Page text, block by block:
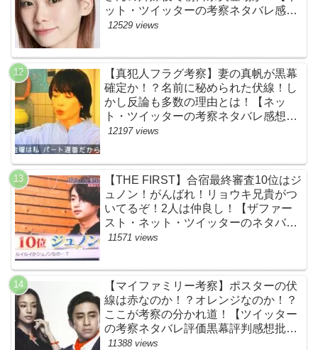
ット・ツイッターの考察ネタバレ感想
評価評判あらすじ原作犯人キャスト黒
12529 views
【真犯人フラグ考察】妻の真帆が黒幕
確定か！？名前に秘められた伏線！し
かし反論も多数の理由とは！【ネッ
ト・ツイッターの考察ネタバレ感想評
価評判あらすじ原作犯人キャスト黒幕
12197 views
【THE FIRST】合宿最終審査10位はジ
ュノン！がんばれ！リョウキ兄貴がつ
いてるぞ！2人は仲良し！【ザファー
スト・ネット・ツイッターのネタバレ
考察まとめ感想評価評判・スッキリ・
11571 views
【マイファミリー考察】ポスターの伏
線は赤なのか！？オレンジなのか！？
ここが考察の分かれ道！【ツイッター
の考察ネタバレ評価黒幕評判感想批判
原作犯人キャスト脚本あらすじ伏線ま
11388 views